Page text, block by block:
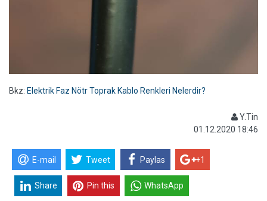
Bkz: Elektrik Faz Nötr Toprak Kablo Renkleri Nelerdir?
Y.Tin
01.12.2020 18:46
E-mail Tweet Paylas +1
Share Pin this WhatsApp